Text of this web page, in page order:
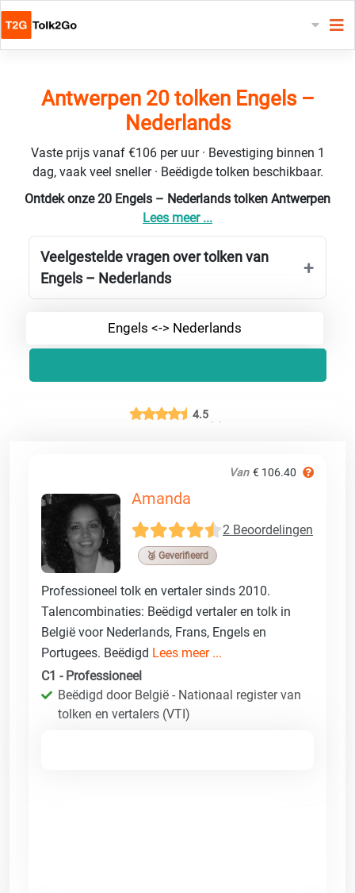
Antwerpen 20 tolken Engels –
Nederlands
Vaste prijs vanaf €106 per uur · Bevestiging binnen 1
dag, vaak veel sneller · Beëdigde tolken beschikbaar.
Ontdek onze 20 Engels – Nederlands tolken Antwerpen
Lees meer ...
Veelgestelde vragen over tolken van
Engels – Nederlands
Engels <-> Nederlands
4.5
Van € 106.40
Amanda
2 Beoordelingen
🥉 Geverifieerd
Professioneel tolk en vertaler sinds 2010.
Talencombinaties: Beëdigd vertaler en tolk in
België voor Nederlands, Frans, Engels en
Portugees. Beëdigd Lees meer ...
C1 - Professioneel
Beëdigd door België - Nationaal register van
tolken en vertalers (VTI)